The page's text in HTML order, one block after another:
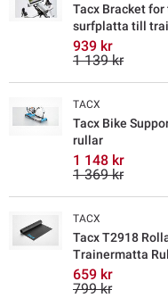
Tacx Bracket
surfplatta till
939 kr
1 139 kr
TACX
Tacx Bike
rullar
1 148 kr
1 369 kr
TACX
Tacx T2918
Trainermatta
659 kr
799 kr